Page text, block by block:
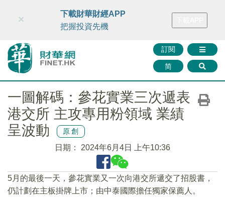
財華智庫網 FINTV FINMETA 財華證券 媒體矩陣
訂閱
简
×
下載財華財經APP
把握投資先機
一圖解碼：參花實業三次遞表
港交所 主攻專用粉領域 業績
呈波動
原創
日期： 2024年6月4日 上午10:36
5月的最後一天，參花實業又一次向港交所遞交了招股書，
仍計劃在主板掛牌上市；由中泰國際擔任獨家保薦人。